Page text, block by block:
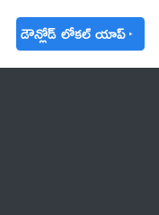
డౌన్లోడ్ లోకల్ యాప్